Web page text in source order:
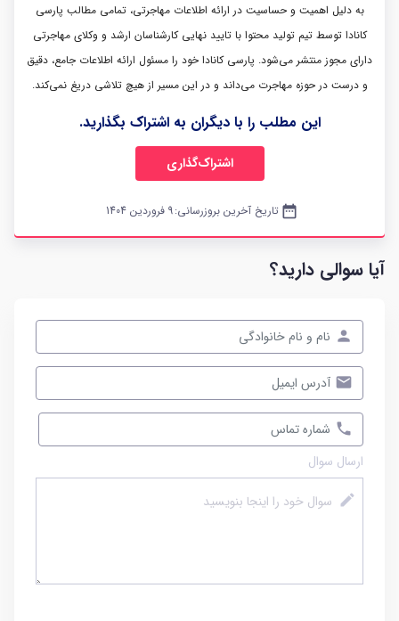
به دلیل اهمیت و حساسیت در ارائه اطلاعات مهاجرتی، تمامی مطالب پارسی
کانادا توسط تیم تولید محتوا با تایید نهایی کارشناسان ارشد و وکلای مهاجرتی
دارای مجوز منتشر می‌شود. پارسی کانادا خود را مسئول ارائه اطلاعات جامع، دقیق
و درست در حوزه مهاجرت می‌داند و در این مسیر از هیچ تلاشی دریغ نمی‌کند.
این مطلب را با دیگران به اشتراک بگذارید.
اشتراک‌گذاری
date_range تاریخ آخرین بروزرسانی:9 فروردین 1404
آیا سوالی دارید؟
ارسال سوال